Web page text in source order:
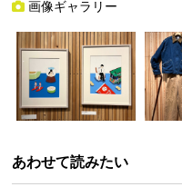
画像ギャラリー
あわせて読みたい